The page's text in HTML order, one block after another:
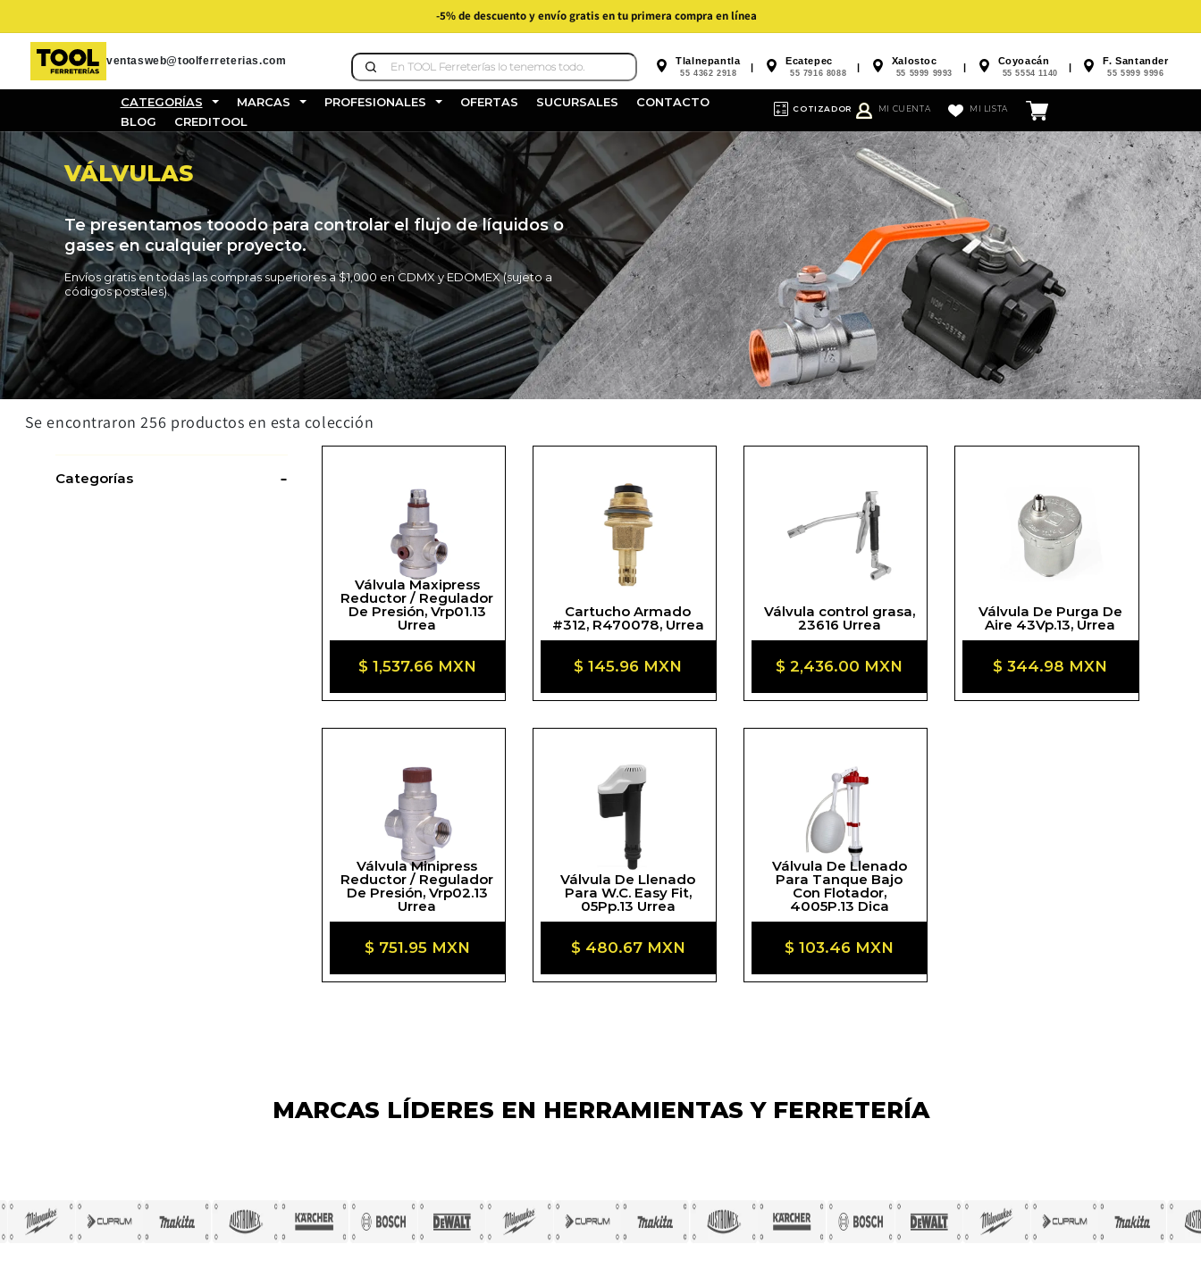
al contenido
-5% de descuento y envío gratis en tu primera compra en línea
ventasweb@toolferreterias.com Tlalnepantla
55 4362 2918
|
Ecatepec
55 7916 8088
|
Xalostoc
55 5999 9993
|
Coyoacán
55 5554 1140
|
F. Santander
55 5999 9996
CATEGORÍAS MARCAS PROFESIONALES OFERTAS SUCURSALES
CONTACTO
BLOG
CREDITOOL
COTIZADOR MI CUENTA MI LISTA CARRITO
VÁLVULAS
Te presentamos tooodo para controlar el flujo de líquidos o
gases en cualquier proyecto.
Envíos gratis en todas las compras superiores a $1,000 en CDMX y EDOMEX (sujeto a
códigos postales).
Se encontraron 256 productos en esta colección
Categorías
Válvula Maxipress
Reductor / Regulador
De Presión, Vrp01.13
Urrea
Precio
$ 1,537.66 MXN
Cartucho Armado
#312, R470078, Urrea
Precio
$ 145.96 MXN
Válvula control grasa,
23616 Urrea
Precio
$ 2,436.00 MXN
Válvula De Purga De
Aire 43Vp.13, Urrea
Precio
$ 344.98 MXN
Válvula Minipress
Reductor / Regulador
De Presión, Vrp02.13
Urrea
Precio
$ 751.95 MXN
Válvula De Llenado
Para W.C. Easy Fit,
05Pp.13 Urrea
Precio
$ 480.67 MXN
Válvula De Llenado
Para Tanque Bajo
Con Flotador,
4005P.13 Dica
Precio
$ 103.46 MXN
MARCAS LÍDERES EN HERRAMIENTAS Y FERRETERÍA